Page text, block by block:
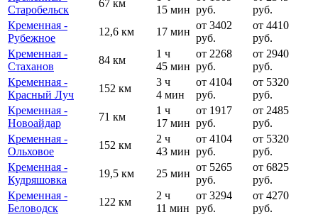
Старобельск
67 км
15 мин руб.
руб.
Кременная -
Рубежное
12,6 км 17 мин
от 3402
руб.
от 4410
руб.
Кременная -
Стаханов
84 км
1 ч
45 мин
от 2268
руб.
от 2940
руб.
Кременная -
Красный Луч
152 км
3 ч
4 мин
от 4104
руб.
от 5320
руб.
Кременная -
Новоайдар
71 км
1 ч
17 мин
от 1917
руб.
от 2485
руб.
Кременная -
Ольховое
152 км
2 ч
43 мин
от 4104
руб.
от 5320
руб.
Кременная -
Кудряшовка
19,5 км 25 мин
от 5265
руб.
от 6825
руб.
Кременная -
Беловодск
122 км
2 ч
11 мин
от 3294
руб.
от 4270
руб.